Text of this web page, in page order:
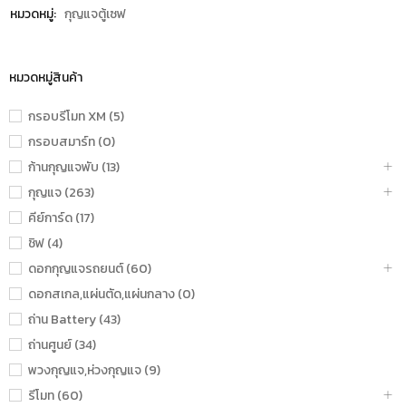
หมวดหมู่สินค้า
กรอบรีโมท XM (5)
กรอบสมาร์ท (0)
ก้านกุญแจพับ (13)
กุญแจ (263)
คีย์การ์ด (17)
ชิฟ (4)
ดอกกุญแจรถยนต์ (60)
ดอกสเกล,แผ่นตัด,แผ่นกลาง (0)
ถ่าน Battery (43)
ถ่านศูนย์ (34)
พวงกุญแจ,ห่วงกุญแจ (9)
รีโมท (60)
หมวดหมู่: กุญแจตู้เซฟ